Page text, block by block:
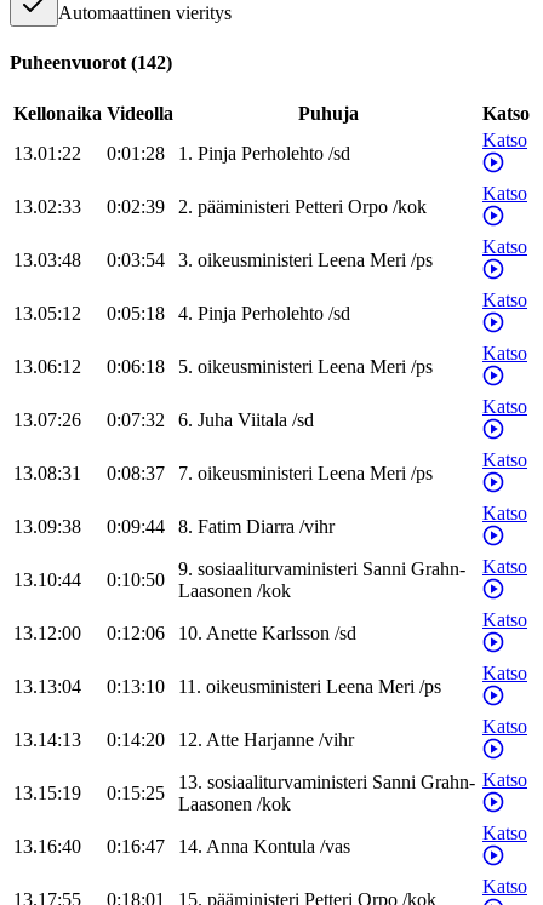
Automaattinen vieritys
Puheenvuorot (142)
Kellonaika Videolla Puhuja
Katso
13.01:22
0:01:28 1. Pinja Perholehto /sd
Katso
13.02:33 0:02:39 2. pääministeri Petteri Orpo /kok
Katso
13.03:48 0:03:54 3. oikeusministeri Leena Meri /ps
Katso
13.05:12 0:05:18 4. Pinja Perholehto /sd
Katso
13.06:12 0:06:18 5. oikeusministeri Leena Meri /ps
Katso
13.07:26 0:07:32 6. Juha Viitala /sd
Katso
13.08:31 0:08:37 7. oikeusministeri Leena Meri /ps
Katso
13.09:38 0:09:44 8. Fatim Diarra /vihr
Katso
13.10:44 0:10:50
9. sosiaaliturvaministeri Sanni Grahn-
Laasonen /kok
Katso
13.12:00 0:12:06 10. Anette Karlsson /sd
Katso
13.13:04 0:13:10 11. oikeusministeri Leena Meri /ps
Katso
13.14:13 0:14:20 12. Atte Harjanne /vihr
Katso
13.15:19 0:15:25
13. sosiaaliturvaministeri Sanni Grahn-
Laasonen /kok
Katso
13.16:40 0:16:47 14. Anna Kontula /vas
Katso
13.17:55 0:18:01 15. pääministeri Petteri Orpo /kok
Katso